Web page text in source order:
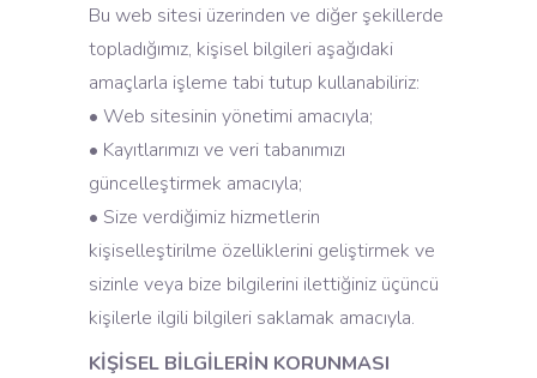
Bu web sitesi üzerinden ve diğer şekillerde
topladığımız, kişisel bilgileri aşağıdaki
amaçlarla işleme tabi tutup kullanabiliriz:
• Web sitesinin yönetimi amacıyla;
• Kayıtlarımızı ve veri tabanımızı
güncelleştirmek amacıyla;
• Size verdiğimiz hizmetlerin
kişiselleştirilme özelliklerini geliştirmek ve
sizinle veya bize bilgilerini ilettiğiniz üçüncü
kişilerle ilgili bilgileri saklamak amacıyla.
KİŞİSEL BİLGİLERİN KORUNMASI